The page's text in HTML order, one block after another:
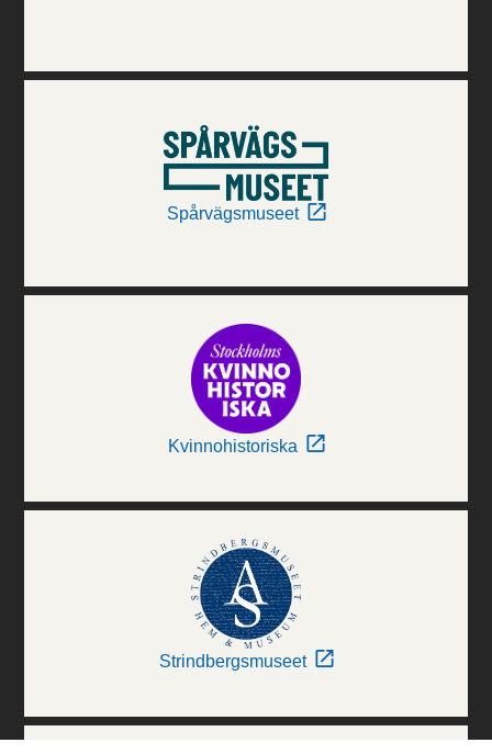
Spårvägsmuseet
Kvinnohistoriska
Strindbergsmuseet